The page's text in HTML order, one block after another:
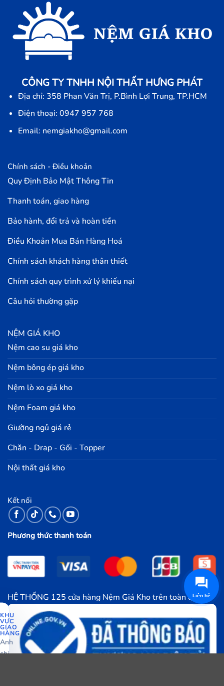
CÔNG TY TNHH NỘI THẤT HƯNG PHÁT
Địa chỉ: 358 Phan Văn Trị, P.Bình Lợi Trung, TP.HCM
Điện thoại: 0947 957 768
Email: nemgiakho@gmail.com
Chính sách - Điều khoản
Quy Định Bảo Mật Thông Tin
Thanh toán, giao hàng
Bảo hành, đổi trả và hoàn tiền
Điều Khoản Mua Bán Hàng Hoá
Chính sách khách hàng thân thiết
Chính sách quy trình xử lý khiếu nại
Câu hỏi thường gặp
NỆM GIÁ KHO
Nệm cao su giá kho
Nệm bông ép giá kho
Nệm lò xo giá kho
Nệm Foam giá kho
Giường ngủ giá rẻ
Chăn - Drap - Gối - Topper
Nội thất giá kho
Kết nối
Phương thức thanh toán
HỆ THỐNG 125 cửa hàng Nệm Giá Kho trên toàn quốc.
Liên hệ
KHU
VỰC
GIAO
HÀNG
Anh
chị